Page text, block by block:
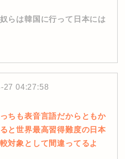
らは韓国に行って日本には
27 04:27:58
ちも表音言語だからともか
と世界最高習得難度の日本
対象として間違ってるよ